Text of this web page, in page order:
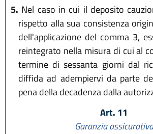
5. Nel caso in cui il deposito
rispetto alla sua consistenza
dell'applicazione del comma 3,
reintegrato nella misura di cui al
termine di sessanta giorni dal
diffida ad adempiervi da parte
pena della decadenza dalla
Art. 11
Garanzia assicurativa